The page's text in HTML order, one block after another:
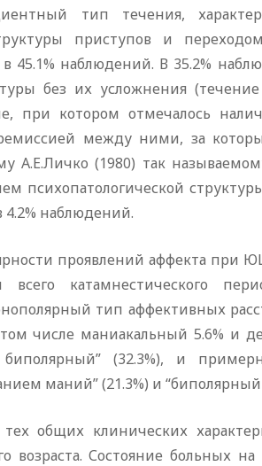
тип течения,
приступов и
45.1% наблюдений. В 35.2%
без их усложнения
при котором отмечалось
между ними, за
А.Е.Личко (1980) так
психопатологической
4.2% наблюдений.
проявлений аффекта при
всего катамнестического
тип аффективных
числе маниакальный 5.6% и
биполярный” (32.3%), и
маний” (21.3%) и
общих клинических
Состояние больных на